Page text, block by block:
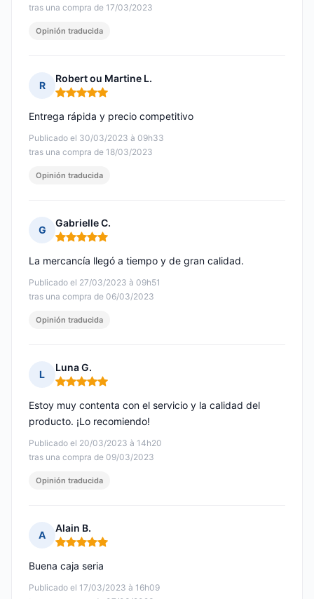
tras una compra de 17/03/2023
Opinión traducida
R
Robert ou Martine L.
Nota: 5 de 5
Publicado el 30/03/2023 à 09h33
tras una compra de 18/03/2023
Entrega rápida y precio competitivo
Opinión traducida
G
Gabrielle C.
Nota: 5 de 5
Publicado el 27/03/2023 à 09h51
tras una compra de 06/03/2023
La mercancía llegó a tiempo y de gran calidad.
Opinión traducida
L
Luna G.
Nota: 5 de 5
Publicado el 20/03/2023 à 14h20
tras una compra de 09/03/2023
Estoy muy contenta con el servicio y la calidad del
producto. ¡Lo recomiendo!
Opinión traducida
A
Alain B.
Nota: 5 de 5
Publicado el 17/03/2023 à 16h09
Buena caja seria